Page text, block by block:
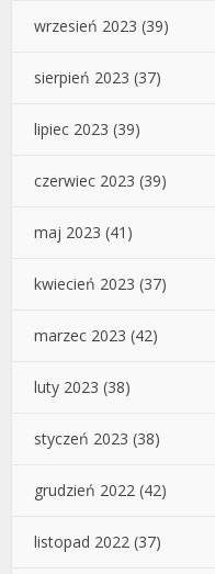
wrzesień 2023 (39)
sierpień 2023 (37)
lipiec 2023 (39)
czerwiec 2023 (39)
maj 2023 (41)
kwiecień 2023 (37)
marzec 2023 (42)
luty 2023 (38)
styczeń 2023 (38)
grudzień 2022 (42)
listopad 2022 (37)